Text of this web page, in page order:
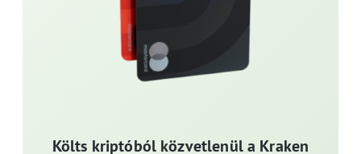
Költs kriptóból közvetlenül a Kraken